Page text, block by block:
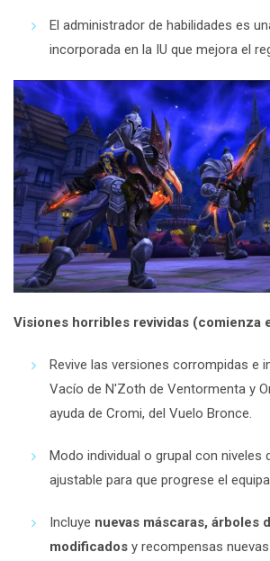
El administrador de habilidades es
incorporada en la IU que mejora el
Visiones horribles revividas (comienza
Revive las versiones corrompidas e
Vacío de N'Zoth de Ventormenta y
ayuda de Cromi, del Vuelo Bronce.
Modo individual o grupal con niveles
ajustable para que progrese el
Incluye nuevas máscaras, árboles
modificados y recompensas